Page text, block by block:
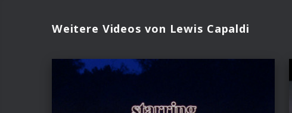
Weitere Videos von Lewis Capaldi